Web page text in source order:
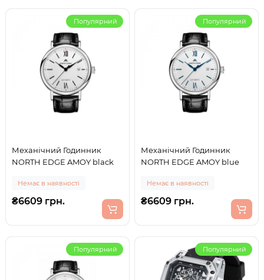
Популярний
Механічний Годинник
NORTH EDGE AMOY black
Немає в наявності
₴6609 грн.
Популярний
Механічний Годинник
NORTH EDGE AMOY blue
Немає в наявності
₴6609 грн.
Популярний Популярний